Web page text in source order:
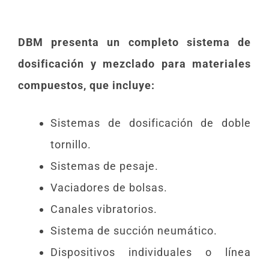
DBM presenta un completo sistema de
dosificación y mezclado para materiales
compuestos, que incluye:
Sistemas de dosificación de doble
tornillo.
Sistemas de pesaje.
Vaciadores de bolsas.
Canales vibratorios.
Sistema de succión neumático.
Dispositivos individuales o línea